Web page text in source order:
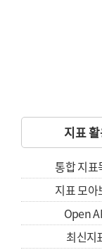
지표
통합 지표
지표 모아
Open
최신지